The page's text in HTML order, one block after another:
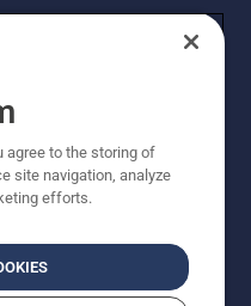
agree to the storing of
site navigation, analyze
efforts.